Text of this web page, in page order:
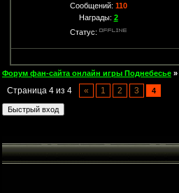
Сообщений: 110
Награды: 2
Статус:
Форум фан-сайта онлайн игры Поднебесье »
Страница 4 из 4 « 1 2 3
4